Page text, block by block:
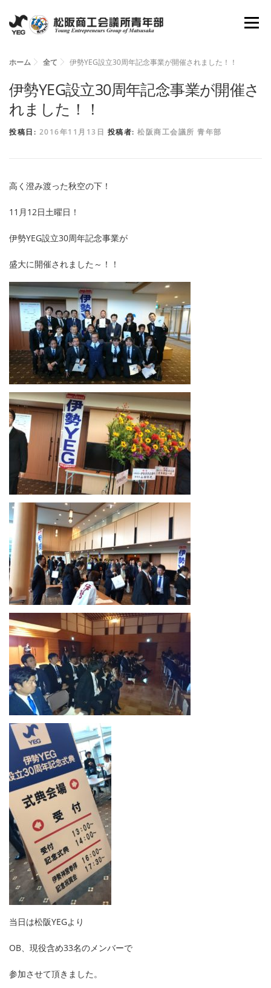
メニュ
ホーム YEGとは 会長所信 組織図
理事抱負 委員会
ホーム 全て 伊勢YEG設立30周年記念事業が開催されました！！
伊勢YEG設立30周年記念事業が開催さ
れました！！
投稿日: 2016年11月13日 投稿者: 松阪商工会議所 青年部
高く澄み渡った秋空の下！
11月12日土曜日！
伊勢YEG設立30周年記念事業が
盛大に開催されました～！！
当日は松阪YEGより
OB、現役含め33名のメンバーで
参加させて頂きました。